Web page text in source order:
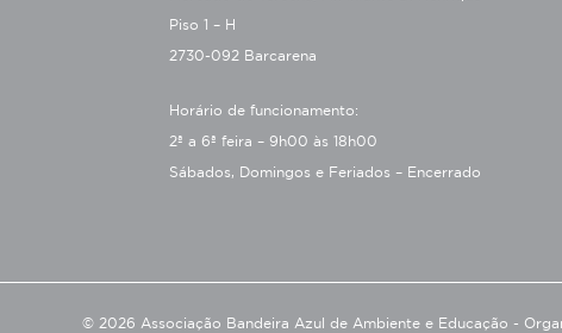
Piso 1 – H
2730-092 Barcarena
Horário de funcionamento:
2ª a 6ª feira – 9h00 às 18h00
Sábados, Domingos e Feriados – Encerrado
© 2026 Associação Bandeira Azul de Ambiente e Educação -